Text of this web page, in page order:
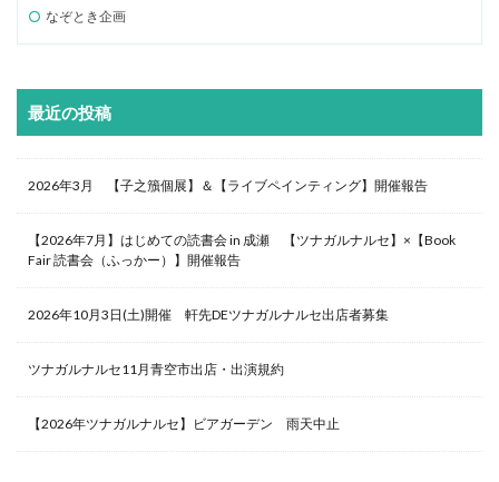
なぞとき企画
最近の投稿
2026年3月 【子之籏個展】＆【ライブペインティング】開催報告
【2026年7月】はじめての読書会 in 成瀬 【ツナガルナルセ】×【Book
Fair 読書会（ふっかー）】開催報告
2026年10月3日(土)開催 軒先DEツナガルナルセ出店者募集
ツナガルナルセ11月青空市出店・出演規約
【2026年ツナガルナルセ】ビアガーデン 雨天中止